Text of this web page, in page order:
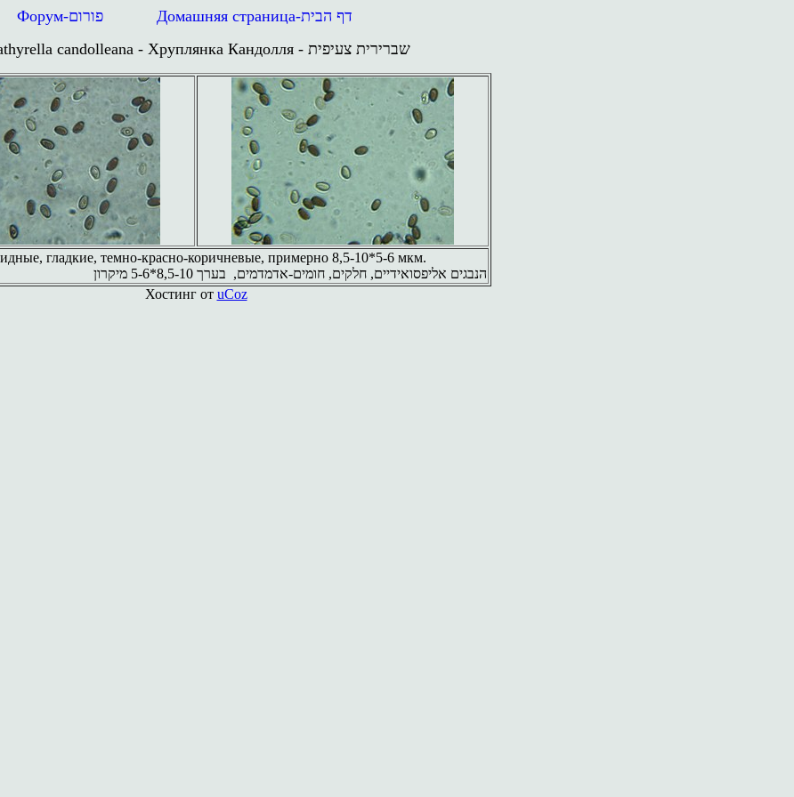
Форум-פורום Домашняя страница-דף הבית
candolleana - Хруплянка Кандолля - שברירית צעיפית
гладкие, темно-красно-коричневые, примерно 8,5-10*5-6 мкм.
הנבגים אליפסואידיים, חלקים, חומים-אדמדמים, בערך 8,5-10*5-6 מיקרון
Хостинг от uCoz